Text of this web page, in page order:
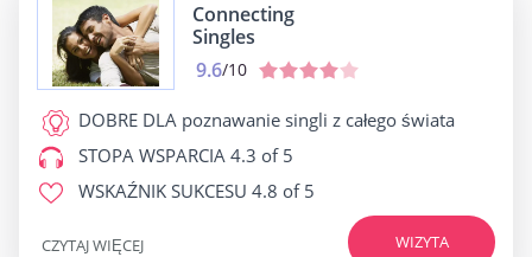
Connecting
Singles
9.6/10
DOBRE DLA poznawanie singli z całego świata
STOPA WSPARCIA 4.3 of 5
WSKAŹNIK SUKCESU 4.8 of 5
WIZYTA
CZYTAJ WIĘCEJ